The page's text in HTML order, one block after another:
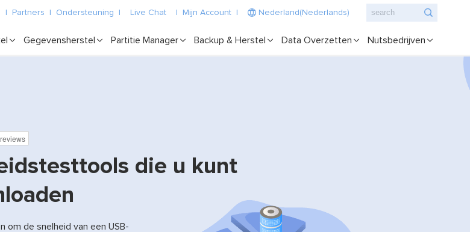
Partners Ondersteuning Live Chat Mijn Account Nederland(Nederlands)
Gegevensherstel Partitie Manager Backup & Herstel Data Overzetten Nutsbedrijven
die u kunt
om de snelheid van een USB-